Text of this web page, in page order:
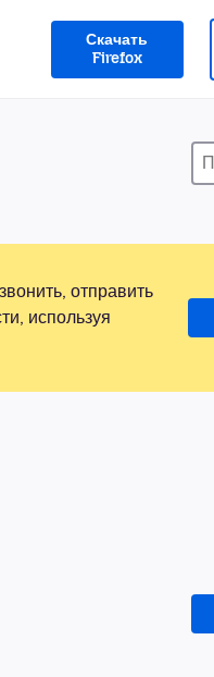
Скачать
Firefox
отправить
используя